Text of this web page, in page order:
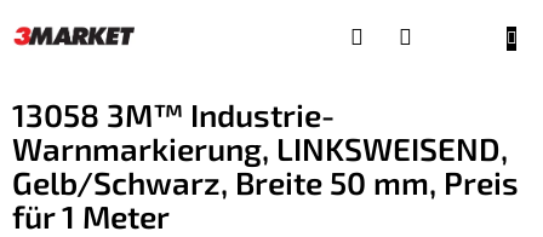
Inhalt
13058 3M™ Industrie-
Warnmarkierung, LINKSWEISEND,
Gelb/Schwarz, Breite 50 mm, Preis
für 1 Meter